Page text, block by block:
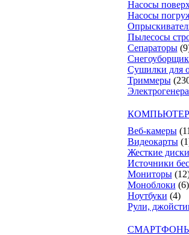
Насосы
Насосы
Пылесосы
Сепараторы
Сушилки для
Триммеры
Веб-камеры
Видеокарты
Жесткие
Источники
Мониторы
Моноблоки (6)
Ноутбуки (4)
Рули,